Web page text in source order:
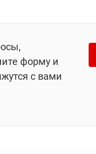
форму и
с вами